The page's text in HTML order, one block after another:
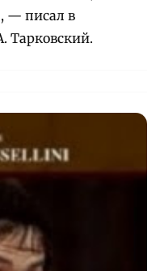
— писал в
Тарковский.